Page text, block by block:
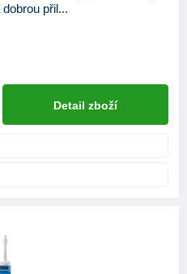
přil...
Detail zboží